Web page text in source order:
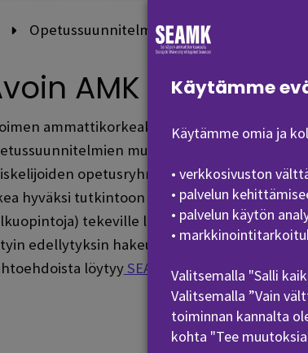
Opetussuunnitelmat Avoin AMK
AMK
ammattikorkeakouluopetuksen
mukaisia opintojaksoja tai
opetusryhmien vapailla avoin
hyväksi tutkintoon johtavissa opinnoissa
tekeville laaditaan
edellytyksin hakeutua tutkinto-
löytyySEAMKin Jatkuvan
Käytämme
Käytämme omia ja
• verkkosivuston
• palvelun
• palvelun käytön
•
Valitsemalla "Salli
Valitsemalla ”Vain
toiminnan kannalta
kohta "Tee